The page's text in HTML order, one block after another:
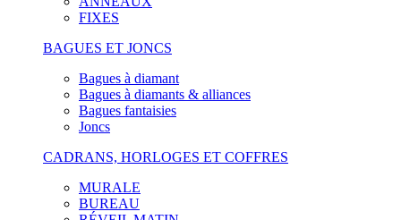
FIXES
BAGUES ET JONCS
Bagues à diamant
Bagues à diamants & alliances
Bagues fantaisies
Joncs
CADRANS, HORLOGES ET COFFRES
MURALE
BUREAU